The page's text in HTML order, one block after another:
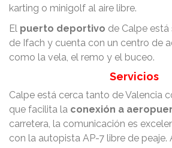
karting o minigolf al aire libre.
El puerto deportivo de Calpe
de Ifach y cuenta con un centro de
como la vela, el remo y el buceo.
Servicios
Calpe está cerca tanto de Valencia
que facilita la conexión a
carretera, la comunicación es
con la autopista AP-7 libre de peaje.